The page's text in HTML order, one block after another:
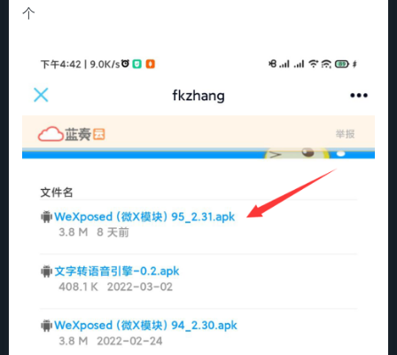
个